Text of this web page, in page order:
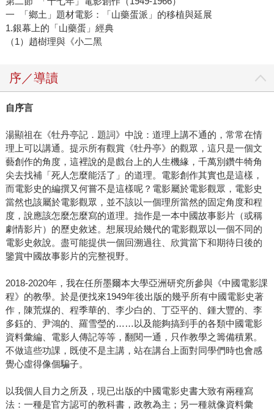
一 「鄉土」題材電影：「山藥蛋派」的移植與延展
1.銀幕上的「山藥蛋」經典
（1）趙樹理與《小二黑
序／導讀
自序言
湯顯祖在《牡丹亭記．題詞》中說：道理上講不通的，常常在情
理上可以講通。提示所有觀賞《牡丹亭》的觀眾，這只是一個文
藝創作的角度，這裡說的是戲台上的人生機緣，千萬別鑽牛犄角
尖去找補「死人怎麼能活了」的道理。電影創作其實也是這樣，
而電影史的編撰又何嘗不是這樣呢？電影屬於電影觀眾，電影史
當然也該屬於電影觀眾，並不該以一個理所當然的固定角度和程
度，說應該怎麼怎麼寫的道理。拙作是一本中國故事影片（或稱
劇情影片）的歷史敘述。想展現給幾代的電影觀眾以一個不同的
電影史敘說。盡可能提供一個回溯過往、欣賞當下和期待日後的
鑒賞中國故事影片的完整視野。
2018-2020年，我在任所墨爾本大學亞洲研究所參與《中國電影課
程》的教學。於是便找來1949年後出版的幾乎所有中國電影史著
作，陳荒煤的、程季華的、李少白的、丁亞平的、鍾大豐的、李
多鈺的、尹鴻的、羅雪瑩的……以及能夠搞到手的各類中國電影
資料彙編、電影人傳記等等，翻閱一通，只作教學之籌備積累。
不做這些功課，既使不是主講，站在講台上面對同學們時也會感
覺心虛得像個騙子。
以我個人目力之所及，現已出版的中國電影史書大致有兩種寫
法：一種是官方認可的教科書，政教為主；另一種就像資料彙